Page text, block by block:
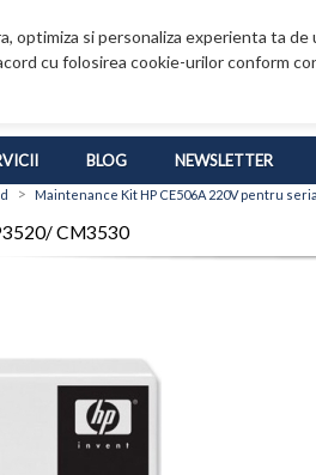
si personaliza experienta ta de
cu folosirea cookie-urilor conform
BLOG NEWSLETTER
> Maintenance Kit HP CE506A 220V pentru
CM3530